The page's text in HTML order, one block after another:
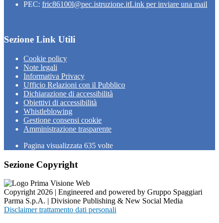
PEC: fric86100l@pec.istruzione.itLink per inviare una mail
Sezione Link Utili
Cookie policy
Note legali
Informativa Privacy
Ufficio Relazioni con il Pubblico
Dichiarazione di accessibilità
Obiettivi di accessibilità
Whistleblowing
Gestione consensi cookie
Amministrazione trasparente
Pagina visualizzata 635 volte
Sezione Copyright
Copyright 2026 | Engineered and powered by Gruppo Spaggiari
Parma S.p.A. | Divisione Publishing & New Social Media
Disclaimer trattamento dati personali